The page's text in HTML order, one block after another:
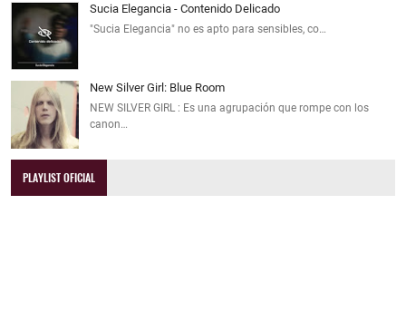
Sucia Elegancia - Contenido Delicado
"Sucia Elegancia" no es apto para sensibles, co…
New Silver Girl: Blue Room
NEW SILVER GIRL : Es una agrupación que rompe con los
canon…
PLAYLIST OFICIAL